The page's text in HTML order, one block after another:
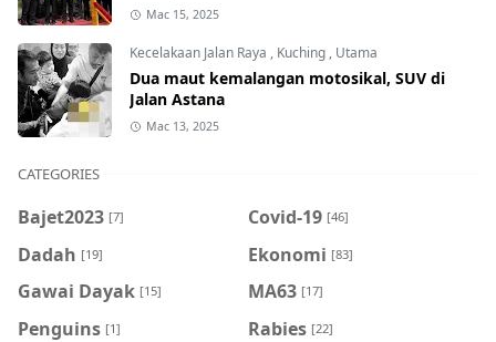
Mac 15, 2025
Kecelakaan Jalan Raya , Kuching , Utama
Dua maut kemalangan motosikal, SUV di
Jalan Astana
Mac 13, 2025
CATEGORIES
Bajet2023 [7] Covid-19 [46]
Dadah [19] Ekonomi [83]
Gawai Dayak [15] MA63 [17]
Penguins [1] Rabies [22]